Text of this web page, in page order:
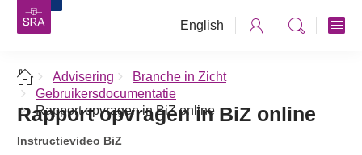
English
Advisering
Branche in Zicht
Gebruikersdocumentatie
Rapport opvragen in BiZ online
Rapport opvragen in BiZ online
Instructievideo BiZ